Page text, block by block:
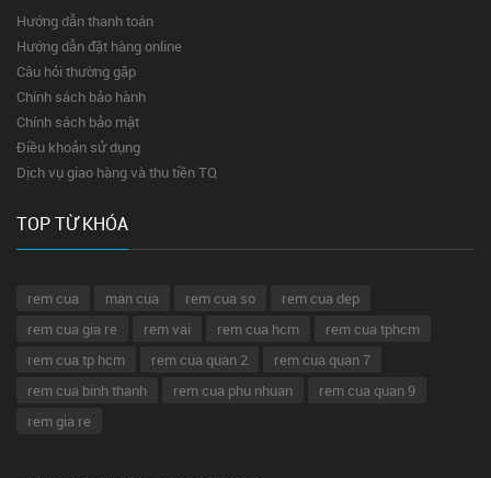
Hướng dẫn thanh toán
Hướng dẫn đặt hàng online
Câu hỏi thường gặp
Chính sách bảo hành
Chính sách bảo mật
Điều khoản sử dụng
Dịch vụ giao hàng và thu tiền TQ
TOP TỪ KHÓA
rem cua man cua rem cua so
rem cua dep
rem cua gia re
rem vai rem cua hcm
rem cua tphcm
rem cua tp hcm
rem cua quan 2
rem cua quan 7
rem cua binh thanh
rem cua phu nhuan
rem cua quan 9
rem gia re